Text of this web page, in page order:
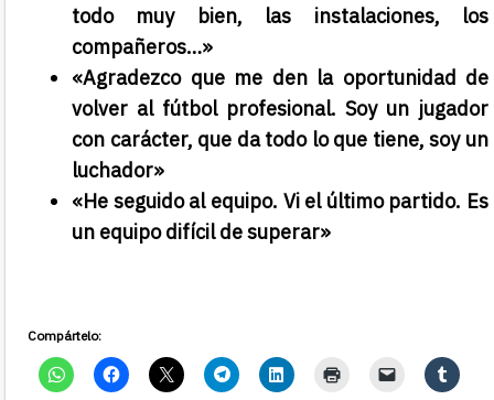
todo muy bien, las instalaciones, los
compañeros…»
«Agradezco que me den la oportunidad de
volver al fútbol profesional. Soy un jugador
con carácter, que da todo lo que tiene, soy un
luchador»
«He seguido al equipo. Vi el último partido. Es
un equipo difícil de superar»
Compártelo: